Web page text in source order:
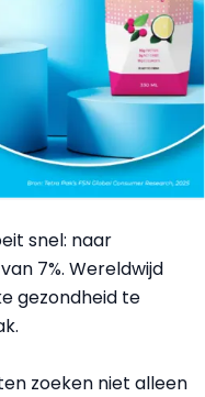
snel: naar
7%. Wereldwijd
gezondheid te
zoeken niet alleen